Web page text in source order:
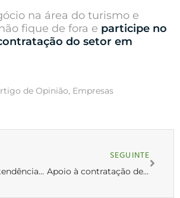
na área do turismo e
fique de fora e participe no
do setor em
de Opinião, Empresas
Quais são as tendências nos RH?
SEGUINTE
Apoio à contratação de jovens: que apoios existem?